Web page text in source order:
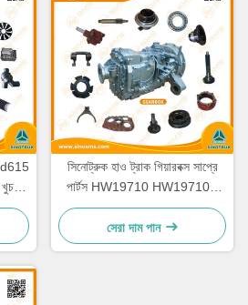
সিনোট্রুক হাও ট্রাক গিয়ারবক্স সাপ্রে
পার্টস HW19710 HW19710T
HW19712
সেরা দাম পান